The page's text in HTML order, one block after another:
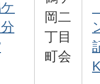
岡二
丁目
町会